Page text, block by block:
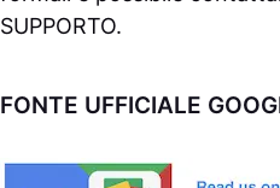
SUPPORTO.
FONTE UFFICIALE